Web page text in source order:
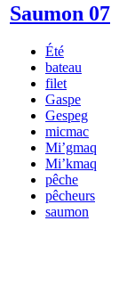
Saumon 07
Été
bateau
filet
Gaspe
Gespeg
micmac
Mi’gmaq
Mi’kmaq
pêche
pêcheurs
saumon